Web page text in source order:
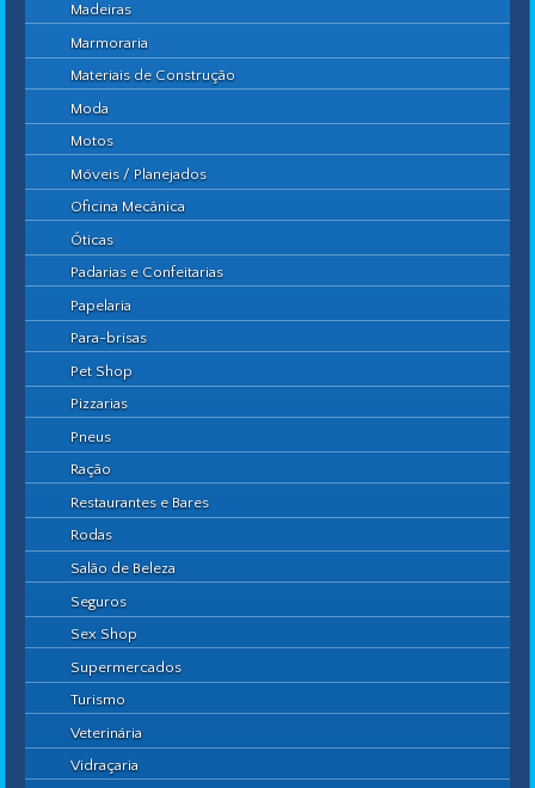
Madeiras
Marmoraria
Materiais de Construção
Moda
Motos
Móveis / Planejados
Oficina Mecânica
Óticas
Padarias e Confeitarias
Papelaria
Para-brisas
Pet Shop
Pizzarias
Pneus
Ração
Restaurantes e Bares
Rodas
Salão de Beleza
Seguros
Sex Shop
Supermercados
Turismo
Veterinária
Vidraçaria